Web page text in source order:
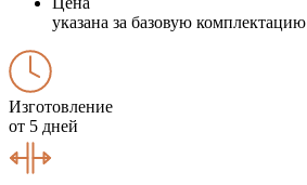
указана за базовую комплектацию
Изготовление
от 5 дней